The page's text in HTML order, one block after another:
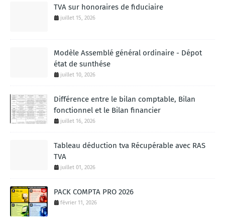
TVA sur honoraires de fiduciaire
juillet 15, 2026
Modèle Assemblé général ordinaire - Dépot
état de sunthése
juillet 10, 2026
Différence entre le bilan comptable, Bilan
fonctionnel et le Bilan financier
juillet 16, 2026
Tableau déduction tva Récupérable avec RAS
TVA
juillet 01, 2026
PACK COMPTA PRO 2026
février 11, 2026